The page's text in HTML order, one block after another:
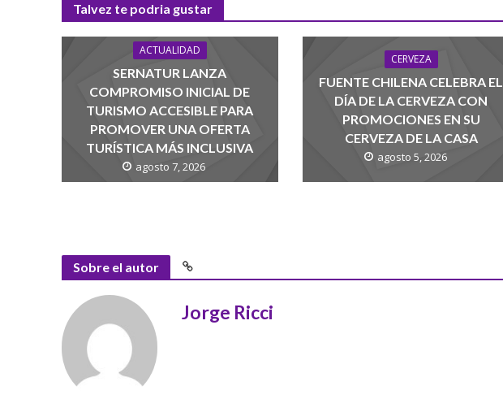
Talvez te podria gustar
ACTUALIDAD
SERNATUR LANZA
COMPROMISO INICIAL DE
TURISMO ACCESIBLE PARA
PROMOVER UNA OFERTA
TURÍSTICA MÁS INCLUSIVA
agosto 7, 2026
CERVEZA
FUENTE CHILENA CELEBRA EL
DÍA DE LA CERVEZA CON
PROMOCIONES EN SU
CERVEZA DE LA CASA
agosto 5, 2026
Sobre el autor
Jorge Ricci